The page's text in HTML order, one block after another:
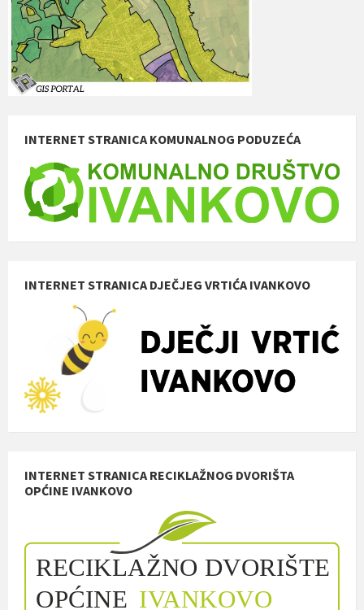
INTERNET STRANICA KOMUNALNOG PODUZEĆA
INTERNET STRANICA DJEČJEG VRTIĆA IVANKOVO
INTERNET STRANICA RECIKLAŽNOG DVORIŠTA
OPĆINE IVANKOVO